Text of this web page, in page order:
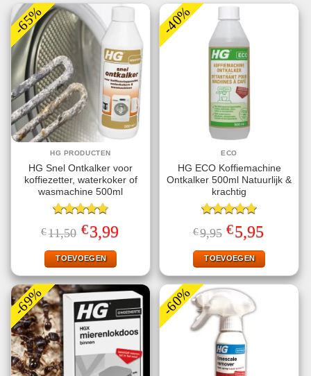
-65%
HG PRODUCTEN
HG Snel Ontkalker voor
koffiezetter, waterkoker of
wasmachine 500ml
Gewaardeerd
4.80uit 5
€11,50 Oorspronkelijke
prijs
was:
€11,50.
€3,99Huidige
prijs
TOEVOEGEN
-40%
ECO
HG ECO Koffiemachine
Ontkalker 500ml Natuurlijk &
krachtig
Gewaardeerd
5.00uit 5
€9,95 Oorspronkelijke
prijs
was:
€9,95.
€5,95
is:
€5,95.
TOEVOEGEN
-69% -60%